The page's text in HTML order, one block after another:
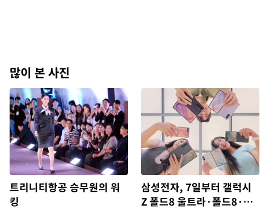
많이 본 사진
트리니티항공 승무원의 워
킹
삼성전자, 7일부터 갤럭시
Z 폴드8 울트라·폴드8·플